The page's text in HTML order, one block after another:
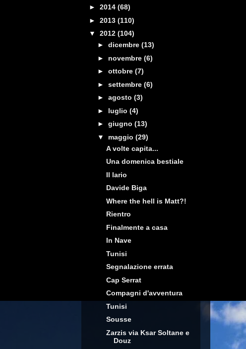
► 2014 (68)
► 2013 (110)
▼ 2012 (104)
► dicembre (13)
► novembre (6)
► ottobre (7)
► settembre (6)
► agosto (3)
► luglio (4)
► giugno (13)
▼ maggio (29)
A volte capita...
Una domenica bestiale
Il lario
Davide Biga
Where the hell is Matt?!
Rientro
Finalmente a casa
In Nave
Tunisi
Segnalazione errata
Cap Serrat
Compagni d'avventura
Tunisi
Sousse
Zarzis via Ksar Soltane e
Douz